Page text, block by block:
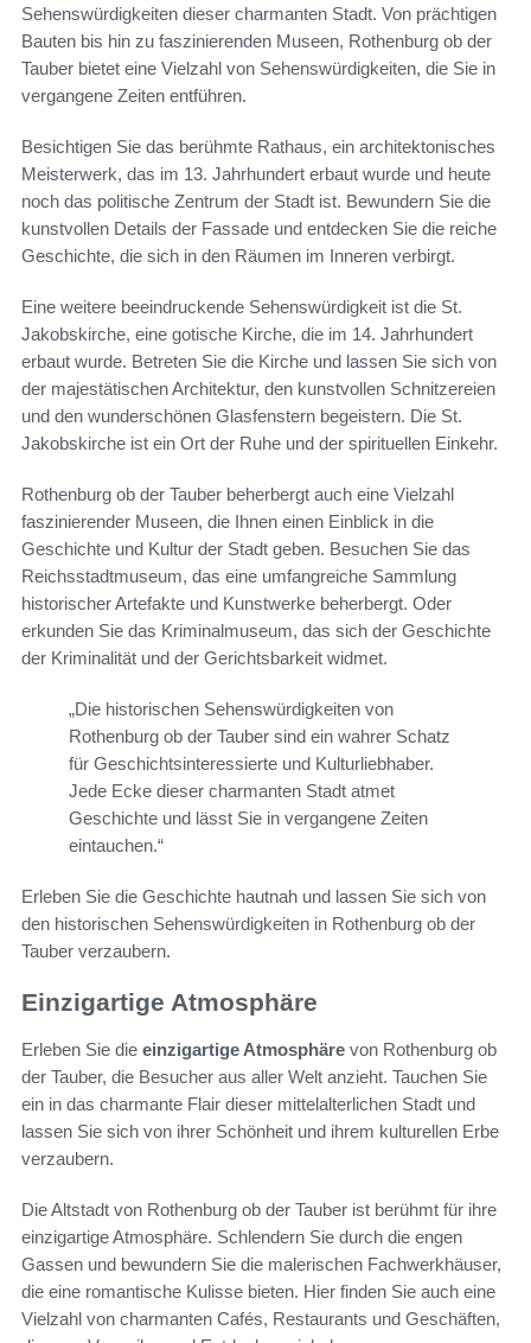
Sehenswürdigkeiten dieser charmanten Stadt. Von prächtigen
Bauten bis hin zu faszinierenden Museen, Rothenburg ob der
Tauber bietet eine Vielzahl von Sehenswürdigkeiten, die Sie in
vergangene Zeiten entführen.
Besichtigen Sie das berühmte Rathaus, ein architektonisches
Meisterwerk, das im 13. Jahrhundert erbaut wurde und heute
noch das politische Zentrum der Stadt ist. Bewundern Sie die
kunstvollen Details der Fassade und entdecken Sie die reiche
Geschichte, die sich in den Räumen im Inneren verbirgt.
Eine weitere beeindruckende Sehenswürdigkeit ist die St.
Jakobskirche, eine gotische Kirche, die im 14. Jahrhundert
erbaut wurde. Betreten Sie die Kirche und lassen Sie sich von
der majestätischen Architektur, den kunstvollen Schnitzereien
und den wunderschönen Glasfenstern begeistern. Die St.
Jakobskirche ist ein Ort der Ruhe und der spirituellen Einkehr.
Rothenburg ob der Tauber beherbergt auch eine Vielzahl
faszinierender Museen, die Ihnen einen Einblick in die
Geschichte und Kultur der Stadt geben. Besuchen Sie das
Reichsstadtmuseum, das eine umfangreiche Sammlung
historischer Artefakte und Kunstwerke beherbergt. Oder
erkunden Sie das Kriminalmuseum, das sich der Geschichte
der Kriminalität und der Gerichtsbarkeit widmet.
„Die historischen Sehenswürdigkeiten von
Rothenburg ob der Tauber sind ein wahrer Schatz
für Geschichtsinteressierte und Kulturliebhaber.
Jede Ecke dieser charmanten Stadt atmet
Geschichte und lässt Sie in vergangene Zeiten
eintauchen.“
Erleben Sie die Geschichte hautnah und lassen Sie sich von
den historischen Sehenswürdigkeiten in Rothenburg ob der
Tauber verzaubern.
Einzigartige Atmosphäre
Erleben Sie die einzigartige Atmosphäre von Rothenburg ob
der Tauber, die Besucher aus aller Welt anzieht. Tauchen Sie
ein in das charmante Flair dieser mittelalterlichen Stadt und
lassen Sie sich von ihrer Schönheit und ihrem kulturellen Erbe
verzaubern.
Die Altstadt von Rothenburg ob der Tauber ist berühmt für ihre
einzigartige Atmosphäre. Schlendern Sie durch die engen
Gassen und bewundern Sie die malerischen Fachwerkhäuser,
die eine romantische Kulisse bieten. Hier finden Sie auch eine
Vielzahl von charmanten Cafés, Restaurants und Geschäften,